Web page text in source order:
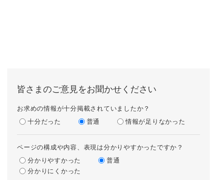
皆さまのご意見をお聞かせください
お求めの情報が十分掲載されていましたか？
十分だった
普通 情報が足りなかった
ページの構成や内容、表現は分かりやすかったですか？
分かりやすかった
普通
分かりにくかった